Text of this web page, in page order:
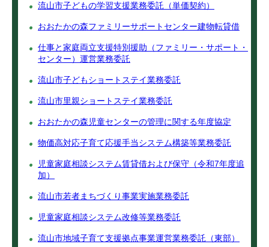
流山市子どもの学習支援業務委託（単価契約）
おおたかの森ファミリーサポートセンター建物転貸借
仕事と家庭両立支援特別援助（ファミリー・サポート・
センター）運営業務委託
流山市子どもショートステイ業務委託
流山市里親ショートステイ業務委託
おおたかの森児童センターの管理に関する年度協定
物価高対応子育て応援手当システム構築等業務委託
児童家庭相談システム賃貸借および保守（令和7年度追
加）
流山市若者まちづくり事業実施業務委託
児童家庭相談システム改修等業務委託
流山市地域子育て支援拠点事業運営業務委託（東部）